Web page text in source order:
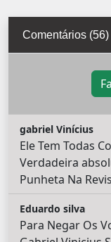
Comentários (56)
gabriel Vinícius
Ele Tem Todas
Verdadeira
Punheta Na
Eduardo silva
Para Negar Os